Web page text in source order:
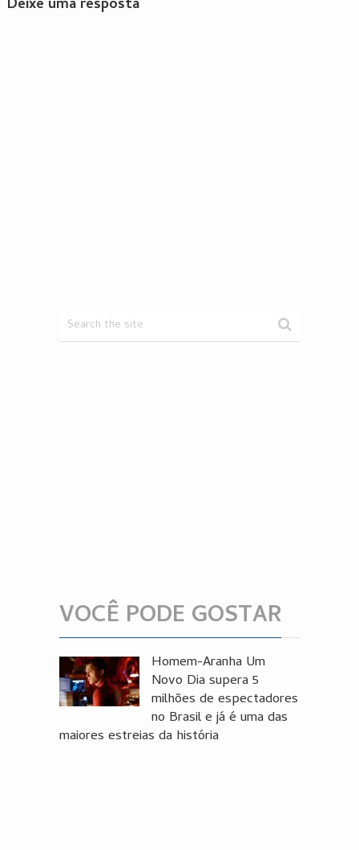
Deixe uma resposta
VOCÊ PODE GOSTAR
Homem-Aranha Um
Novo Dia supera 5
milhões de espectadores
no Brasil e já é uma das
maiores estreias da história